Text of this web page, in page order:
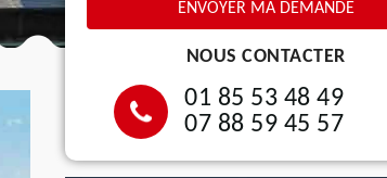
NOUS CONTACTER
01 85 53 48 49
07 88 59 45 57